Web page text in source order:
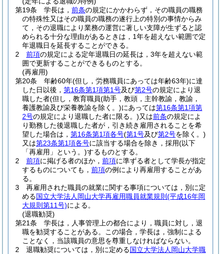
第19条
学長は， 前条の規定にかかわらず，その職員の職務
の特殊性又はその職員の職務の遂行上の特別の事情からみ
て，その退職により業務の運営に著しい支障が生ずると認
められる十分な理由があるときは，1年を超えない範囲で定
年退職日を延長することができる。
2
前項の規定による定年退職日の延長は，3年を超えない範
囲で更新することができるものとする。
(再雇用)
第20条
年齢60年(但し，労務職員にあっては年齢63年)に達
した日以後， 第16条第1項第1号及び第2号の規定により退
職した者(但し，教育職員(助手，教頭，主幹教諭，教諭，
養護教諭及び栄養教諭を除く。)にあっては第16条第1項第
2号の規定により退職した者に限る。)又は前条の規定によ
り勤務した後退職した者が，引き続き雇用されることを希
望した場合は， 第16条第1項各号(第1号及び第2号を除く。)
又は第23条第1項各号に該当する場合を除き，採用(以下
「再雇用」という。)するものとする。
2
前項に掲げる者のほか， 前項に準ずる者として学長が指定
するものについても， 前項の例により再雇用することがあ
る。
3
再雇用された職員の就業に関する事項については，別に定
める国立大学法人岡山大学再雇用職員就業規則 (平成16年岡
大規則第11号)による。
(退職勧奨)
第21条
学長は，人事管理上の都合により，職員に対し，退
職を勧奨することがある。
この場合，学長は，強制による
ことなく，当該職員の意思を尊重しなければならない。
2
退職勧奨については，別に定める国立大学法人岡山大学職